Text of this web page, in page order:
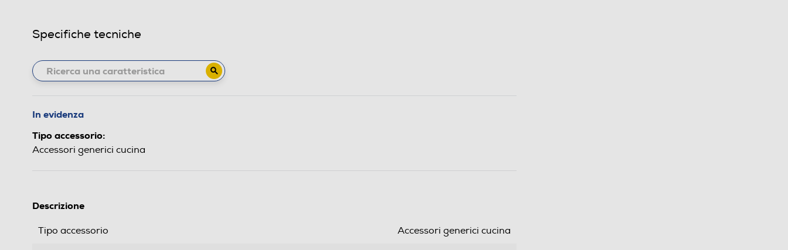
Specifiche tecniche
In evidenza
Tipo accessorio:
Accessori generici cucina
Descrizione
Tipo accessorio Accessori generici cucina